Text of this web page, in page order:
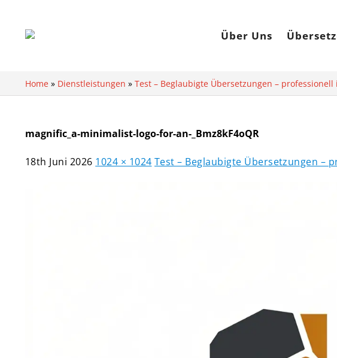
Über Uns
Home » Dienstleistungen » Test – Beglaubigte Übersetzungen –
magnific_a-minimalist-logo-for-an-_Bmz8kF4oQR
18th Juni 2026 1024 × 1024 Test – Beglaubigte Übersetzungen –